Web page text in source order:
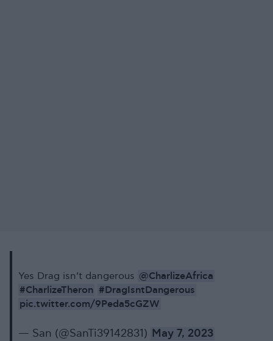
Yes Drag isn’t dangerous @CharlizeAfrica
#CharlizeTheron #DragIsntDangerous
pic.twitter.com/9Peda5cGZW
— San (@SanTi39142831) May 7, 2023